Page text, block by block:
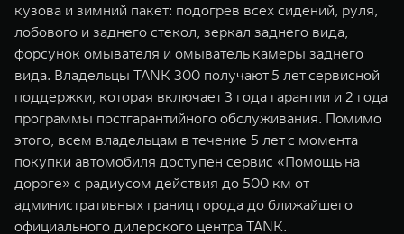
кузова и зимний пакет: подогрев всех сидений, руля,
лобового и заднего стекол, зеркал заднего вида,
форсунок омывателя и омыватель камеры заднего
вида. Владельцы TANK 300 получают 5 лет сервисной
поддержки, которая включает 3 года гарантии и 2 года
программы постгарантийного обслуживания. Помимо
этого, всем владельцам в течение 5 лет с момента
покупки автомобиля доступен сервис «Помощь на
дороге» с радиусом действия до 500 км от
административных границ города до ближайшего
официального дилерского центра TANK.